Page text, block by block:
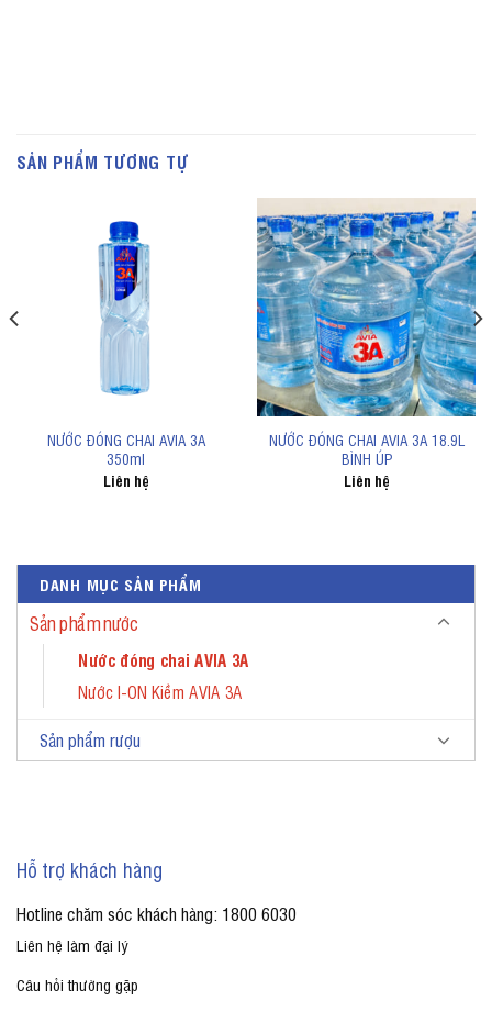
SẢN PHẨM TƯƠNG TỰ
NƯỚC ĐÓNG CHAI AVIA 3A
350ml
Liên hệ
NƯỚC ĐÓNG CHAI AVIA 3A 18.9L
BÌNH ÚP
Liên hệ
DANH MỤC SẢN PHẨM
Sản phẩm nước
Nước đóng chai AVIA 3A
Nước I-ON Kiềm AVIA 3A
Sản phẩm rượu
Hỗ trợ khách hàng
Hotline chăm sóc khách hàng: 1800 6030
Liên hệ làm đại lý
Câu hỏi thường gặp